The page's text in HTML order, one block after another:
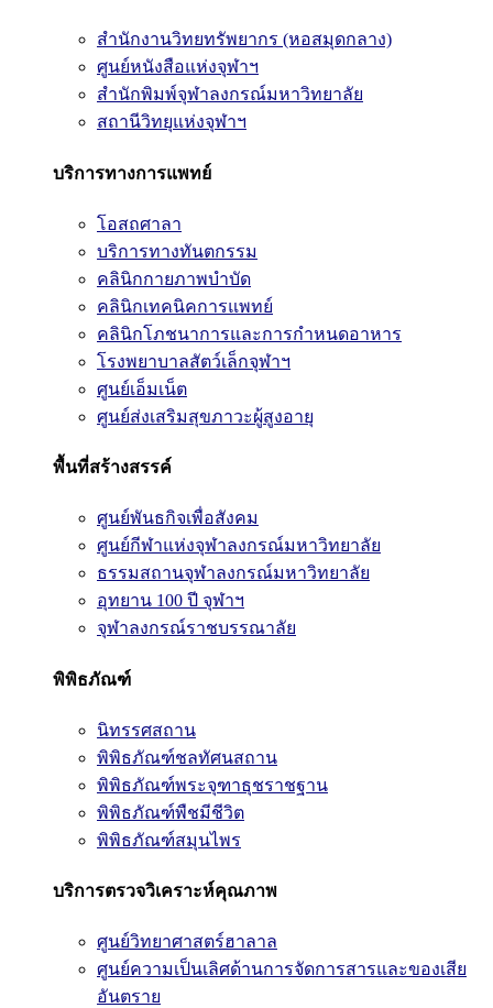
สำนักงานวิทยทรัพยากร (หอสมุดกลาง)
ศูนย์หนังสือแห่งจุฬาฯ
สำนักพิมพ์จุฬาลงกรณ์มหาวิทยาลัย
สถานีวิทยุแห่งจุฬาฯ
บริการทางการแพทย์
โอสถศาลา
บริการทางทันตกรรม
คลินิกกายภาพบำบัด
คลินิกเทคนิคการแพทย์
คลินิกโภชนาการและการกำหนดอาหาร
โรงพยาบาลสัตว์เล็กจุฬาฯ
ศูนย์เอ็มเน็ต
ศูนย์ส่งเสริมสุขภาวะผู้สูงอายุ
พื้นที่สร้างสรรค์
ศูนย์พันธกิจเพื่อสังคม
ศูนย์กีฬาแห่งจุฬาลงกรณ์มหาวิทยาลัย
ธรรมสถานจุฬาลงกรณ์มหาวิทยาลัย
อุทยาน 100 ปี จุฬาฯ
จุฬาลงกรณ์ราชบรรณาลัย
พิพิธภัณฑ์
นิทรรศสถาน
พิพิธภัณฑ์ชลทัศนสถาน
พิพิธภัณฑ์พระจุฑาธุชราชฐาน
พิพิธภัณฑ์พืชมีชีวิต
พิพิธภัณฑ์สมุนไพร
บริการตรวจวิเคราะห์คุณภาพ
ศูนย์วิทยาศาสตร์ฮาลาล
ศูนย์ความเป็นเลิศด้านการจัดการสารและของเสีย
อันตราย